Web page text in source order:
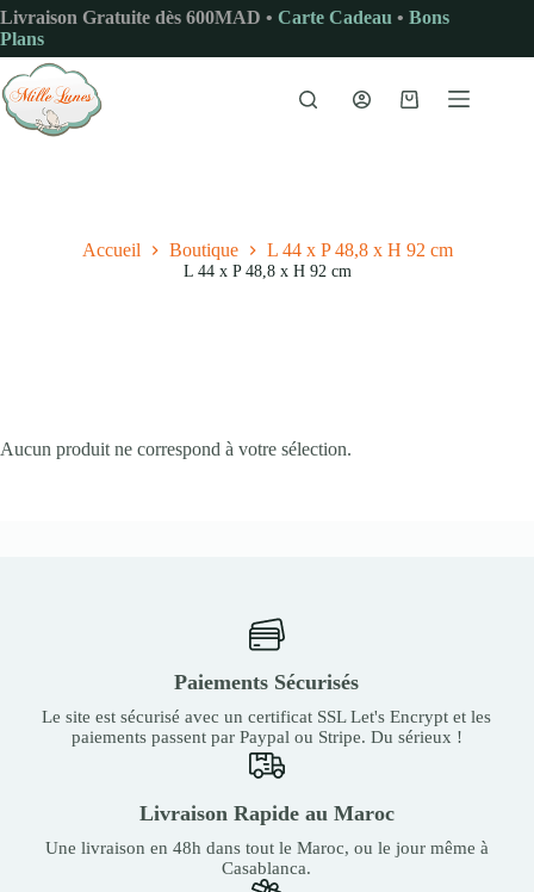
Passer
au
contenu
Livraison Gratuite dès 600MAD • Carte Cadeau • Bons
Plans
Panier
Accueil Boutique L 44 x P 48,8 x H 92 cm
L 44 x P 48,8 x H 92 cm
Aucun produit ne correspond à votre sélection.
Paiements Sécurisés
Le site est sécurisé avec un certificat SSL Let's Encrypt et les
paiements passent par Paypal ou Stripe. Du sérieux !
Livraison Rapide au Maroc
Une livraison en 48h dans tout le Maroc, ou le jour même à
Casablanca.